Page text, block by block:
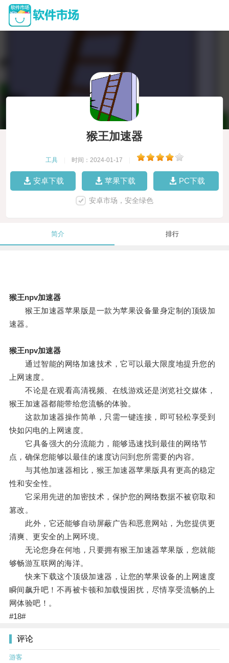
猴王加速器
工具 时间：2024-01-17
安卓下载 苹果下载 PC下载
安卓市场，安全绿色
简介 排行
猴王npv加速器
猴王加速器苹果版是一款为苹果设备量身定制的顶级加
速器。
猴王npv加速器
通过智能的网络加速技术，它可以最大限度地提升您的
上网速度。
不论是在观看高清视频、在线游戏还是浏览社交媒体，
猴王加速器都能带给您流畅的体验。
这款加速器操作简单，只需一键连接，即可轻松享受到
快如闪电的上网速度。
它具备强大的分流能力，能够迅速找到最佳的网络节
点，确保您能够以最佳的速度访问到您所需要的内容。
与其他加速器相比，猴王加速器苹果版具有更高的稳定
性和安全性。
它采用先进的加密技术，保护您的网络数据不被窃取和
篡改。
此外，它还能够自动屏蔽广告和恶意网站，为您提供更
清爽、更安全的上网环境。
无论您身在何地，只要拥有猴王加速器苹果版，您就能
够畅游互联网的海洋。
快来下载这个顶级加速器，让您的苹果设备的上网速度
瞬间飙升吧！不再被卡顿和加载慢困扰，尽情享受流畅的上
网体验吧！。
#18#
评论
游客